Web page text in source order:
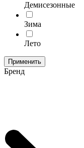
Демисезонные
Зима
Лето
Применить
Бренд